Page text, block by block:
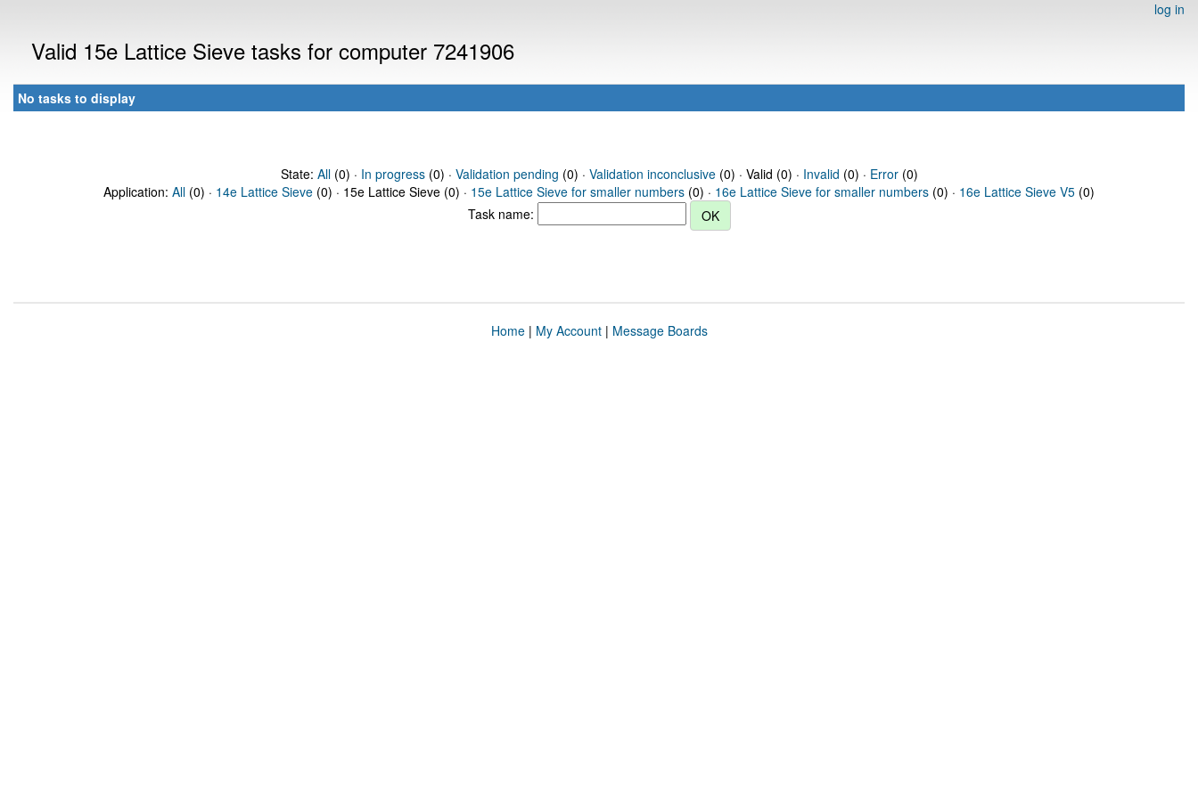
log in
Valid 15e Lattice Sieve tasks for computer 7241906
No tasks to display
State: All(0) · In progress(0) · Validation pending (0) · Validation inconclusive(0) · Valid (0) · Invalid (0) · Error(0)
Application: All (0) · 14e Lattice Sieve (0) · 15e Lattice Sieve (0) · 15e Lattice Sieve for smaller numbers (0) · 16e Lattice Sieve for smaller numbers (0) · 16e Lattice Sieve V5 (0)
Task name:
Home| My Account| Message Boards